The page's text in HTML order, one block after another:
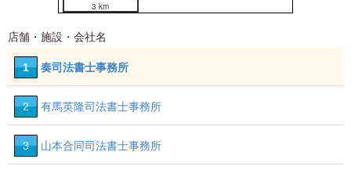
3 km
店舗・施設・会社名
1 奏司法書士事務所
2 有馬英隆司法書士事務所
3 山本合同司法書士事務所